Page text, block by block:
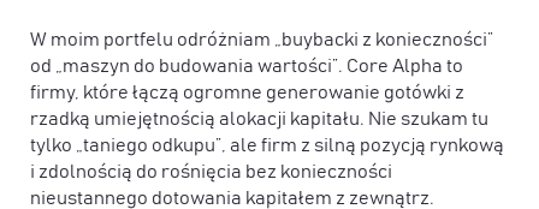
W moim portfelu odróżniam „buybacki z konieczności”
od „maszyn do budowania wartości”. Core Alpha to
firmy, które łączą ogromne generowanie gotówki z
rzadką umiejętnością alokacji kapitału. Nie szukam tu
tylko „taniego odkupu”, ale firm z silną pozycją rynkową
i zdolnością do rośnięcia bez konieczności
nieustannego dotowania kapitałem z zewnątrz.